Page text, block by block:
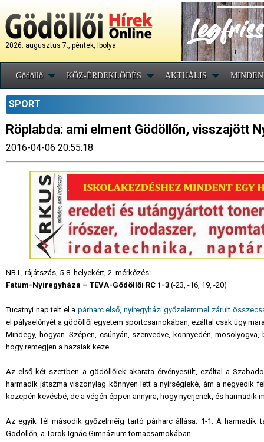
2026. augusztus 7., péntek, Ibolya
Gödöllő KÖZ-ÉRDEKLŐDÉS AKTUÁLIS
SPORT
Röplabda: ami elment Gödöllőn, visszajött
2016-04-06 20:55:18
NB I., rájátszás, 5-8. helyekért, 2. mérkőzés:
Fatum-Nyíregyháza – TEVA-Gödöllői RC 1-3 (-23, -16, 19, -20)
Tucatnyi nap telt el a párharc első, nyíregyházi győzelemmel zárult
el pályaelőnyét a gödöllői egyetem sportcsarnokában, ezáltal csak úgy
Mindegy, hogyan. Szépen, csúnyán, szenvedve, könnyedén,
hogy remegjen a hazaiak keze…
Az első két szettben a gödöllőiek akarata érvényesült, ezáltal a
harmadik játszma viszonylag könnyen lett a nyírségieké, ám a negyedik
közepén kevésbé, de a végén éppen annyira, hogy nyerjenek, és
Az egyik fél második győzelméig tartó párharc állása: 1-1. A harmadik
Gödöllőn, a Török Ignác Gimnázium tornacsarnokában.